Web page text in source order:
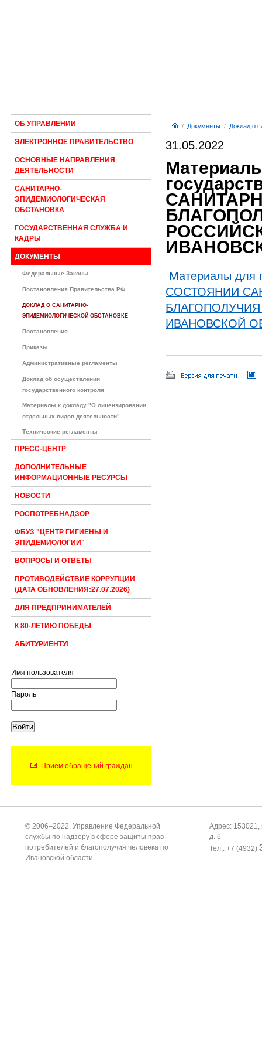
ОБ УПРАВЛЕНИИ
ЭЛЕКТРОННОЕ ПРАВИТЕЛЬСТВО
ОСНОВНЫЕ НАПРАВЛЕНИЯ
ДЕЯТЕЛЬНОСТИ
САНИТАРНО-
ЭПИДЕМИОЛОГИЧЕСКАЯ
ОБСТАНОВКА
ГОСУДАРСТВЕННАЯ СЛУЖБА И
КАДРЫ
ДОКУМЕНТЫ
Федеральные Законы
Постановления Правительства РФ
ДОКЛАД О САНИТАРНО-
ЭПИДЕМИОЛОГИЧЕСКОЙ ОБСТАНОВКЕ
Постановления
Приказы
Административные регламенты
Доклад об осуществлении
государственного контроля
Материалы к докладу "О лицензировании
отдельных видов деятельности"
Технические регламенты
ПРЕСС-ЦЕНТР
ДОПОЛНИТЕЛЬНЫЕ
ИНФОРМАЦИОННЫЕ РЕСУРСЫ
НОВОСТИ
РОСПОТРЕБНАДЗОР
ФБУЗ "ЦЕНТР ГИГИЕНЫ И
ЭПИДЕМИОЛОГИИ"
ВОПРОСЫ И ОТВЕТЫ
ПРОТИВОДЕЙСТВИЕ КОРРУПЦИИ
(ДАТА ОБНОВЛЕНИЯ:27.07.2026)
ДЛЯ ПРЕДПРИНИМАТЕЛЕЙ
К 80-ЛЕТИЮ ПОБЕДЫ
АБИТУРИЕНТУ!
Имя пользователя
Пароль
Приём обращений граждан
/ Документы/ Доклад о
31.05.2022
Материалы для
СОСТОЯНИИ
ИВАНОВСКОЙ
© 2006–2022, Управление Федеральной
службы по надзору в сфере защиты прав
потребителей и благополучия человека по
Ивановской области
Адрес: 153021,
д. 6
Тел.: +7 (4932)